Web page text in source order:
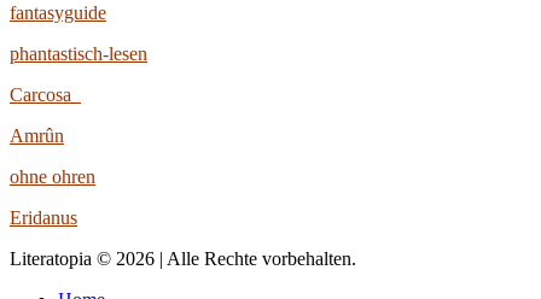
fantasyguide
phantastisch-lesen
Carcosa
Amrûn
ohne ohren
Eridanus
Literatopia © 2026 | Alle Rechte vorbehalten.